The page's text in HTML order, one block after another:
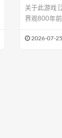
关于此游戏 [游戏介绍] 本作以地下城与勇士世
界观800年
军卡赞不为
2026-07-25